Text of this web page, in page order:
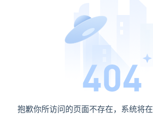
抱歉你所访问的页面不存在，系统将在